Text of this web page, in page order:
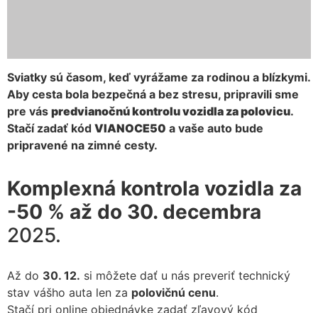
Sviatky sú časom, keď vyrážame za rodinou a blízkymi.
Aby cesta bola bezpečná a bez stresu, pripravili sme
pre vás predvianočnú kontrolu vozidla za polovicu.
Stačí zadať kód VIANOCE50 a vaše auto bude
pripravené na zimné cesty.
Komplexná kontrola vozidla za
-50 % až do 30. decembra
2025.
Až do 30. 12. si môžete dať u nás preveriť technický
stav vášho auta len za polovičnú cenu.
Stačí pri online objednávke zadať zľavový kód